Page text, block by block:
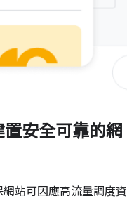
安全可靠的網
站可因應高流量調度資